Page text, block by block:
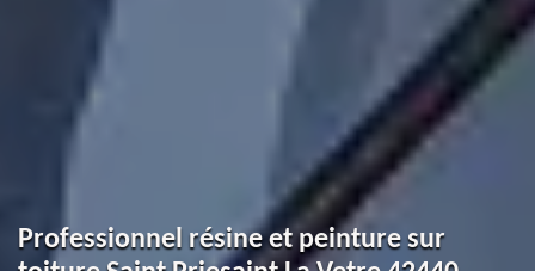
Professionnel résine et peinture sur